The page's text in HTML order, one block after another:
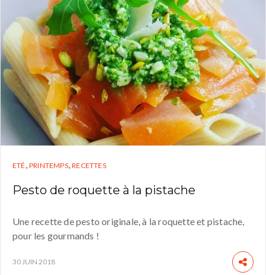
ETÉ ,PRINTEMPS,RECETTES
Pesto de roquette à la pistache
Une recette de pesto originale, à la roquette et pistache,
pour les gourmands !
30 JUIN 2018